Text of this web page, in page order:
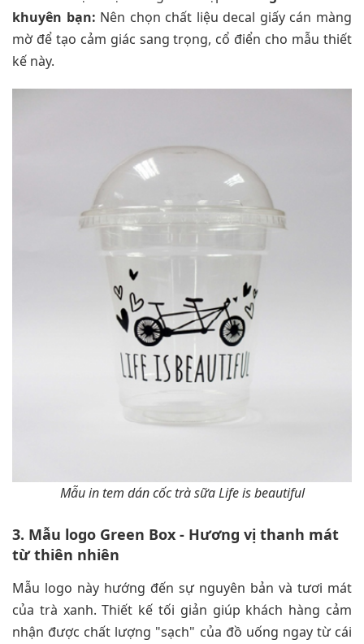
khuyên bạn: Nên chọn chất liệu decal giấy cán màng
mờ để tạo cảm giác sang trọng, cổ điển cho mẫu thiết
kế này.
Mẫu in tem dán cốc trà sữa Life is beautiful
3. Mẫu logo Green Box - Hương vị thanh mát
từ thiên nhiên
Mẫu logo này hướng đến sự nguyên bản và tươi mát
của trà xanh. Thiết kế tối giản giúp khách hàng cảm
nhận được chất lượng "sạch" của đồ uống ngay từ cái